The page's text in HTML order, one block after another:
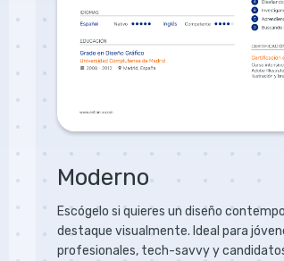
Moderno
Escógelo si quieres un diseño
destaque visualmente. Ideal para
profesionales, tech-savvy y